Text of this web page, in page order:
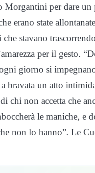
per dare
erano state
stavano
per il gesto.
giorno si
bravata un atto
chi non accetta che
le maniche, e
non lo hanno”. Le